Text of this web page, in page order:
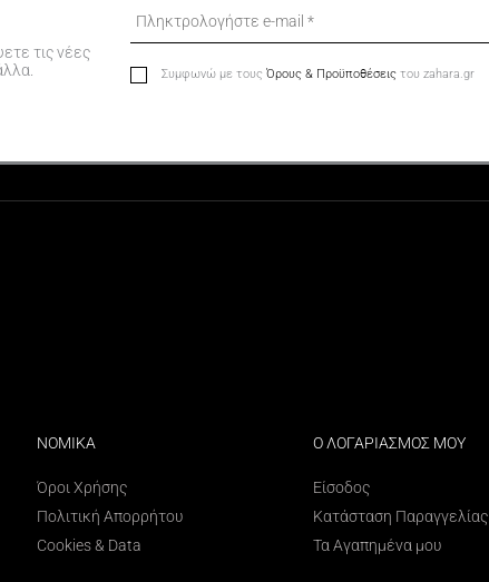
τις νέες
Συμφωνώ με τουςΌρους & Προϋποθέσεις του zahara.gr
ΝΟΜΙΚΑ
Όροι Χρήσης
Πολιτική Απορρήτου
Cookies & Data
Ο ΛΟΓΑΡΙΑΣΜΟΣ ΜΟΥ
Είσοδος
Κατάσταση Παραγγελίας
Τα Αγαπημένα μου